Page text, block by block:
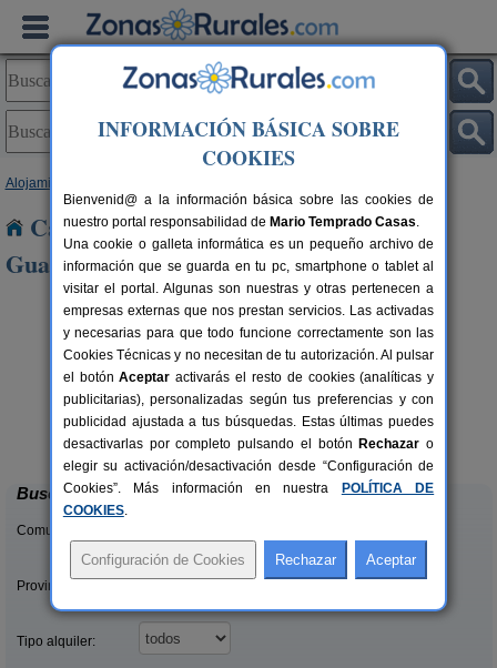
Alojamientos
Casas Rurales cerca de Sorihuela del
Guadalimar
15-20+7 pers.
desde25 €
Alojamiento Los Valeros
Beas de Segura (Jaén)
Buscar
Comunidades:
Provincias/Islas:
Tipo alquiler:
INFORMACIÓN BÁSICA SOBRE
COOKIES
Bienvenid@ a la información básica sobre las cookies de
nuestro portal responsabilidad de Mario Temprado Casas.
Una cookie o galleta informática es un pequeño archivo de
información que se guarda en tu pc, smartphone o tablet al
visitar el portal. Algunas son nuestras y otras pertenecen a
empresas externas que nos prestan servicios. Las activadas
y necesarias para que todo funcione correctamente son las
Cookies Técnicas y no necesitan de tu autorización. Al pulsar
el botónAceptar activarás el resto de cookies (analíticas y
publicitarias), personalizadas según tus preferencias y con
publicidad ajustada a tus búsquedas. Estas últimas puedes
desactivarlas por completo pulsando el botón Rechazar o
elegir su activación/desactivación desde “Configuración de
Cookies”. Más información en nuestra
POLÍTICA DE
COOKIES.